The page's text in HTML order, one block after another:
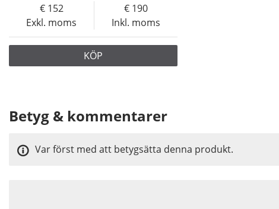
Exkl. moms
152
Inkl. moms
190
KÖP
Betyg & kommentarer
Var först med att betygsätta denna produkt.